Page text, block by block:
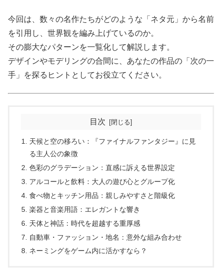
今回は、数々の名作たちがどのような「ネタ元」から名前
を引用し、世界観を編み上げているのか。
その膨大なパターンを一覧化して解説します。
デザインやモデリングの合間に、あなたの作品の「次の一
手」を探るヒントとしてお役立てください。
目次
天候と空の移ろい：『ファイナルファンタジー』に見
る主人公の象徴
色彩のグラデーション：直感に訴える世界設定
アルコールと飲料：大人の遊び心とグループ化
食べ物とキッチン用品：親しみやすさと階級化
楽器と音楽用語：エレガントな響き
天体と神話：時代を超越する重厚感
自動車・ファッション・地名：意外な組み合わせ
ネーミングをゲーム内に活かすなら？